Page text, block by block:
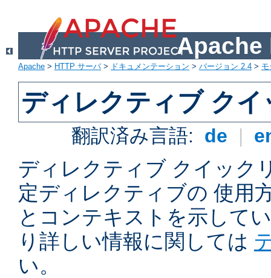
Apache
Apache > HTTP サーバ> ドキュメンテーション > バージョン 2.4 >
ディレクティブ ク
翻訳済み言語: de |
ディレクティブ クイック
定ディレクティブの 使用
とコンテキストを示して
り詳しい情報に関しては
い。